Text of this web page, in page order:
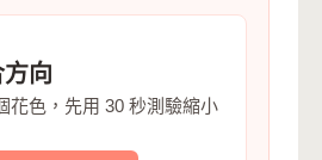
向
花色，先用 30 秒測驗縮小